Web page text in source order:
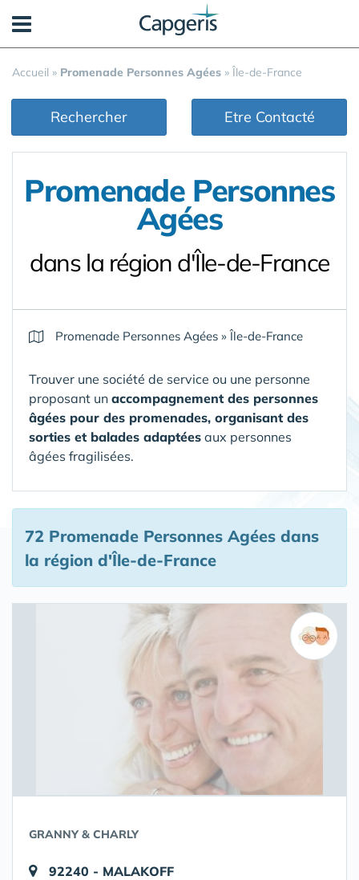
Accueil » Promenade Personnes Agées » Île-de-France
Rechercher Etre Contacté
Promenade Personnes
Agées
dans la région d'Île-de-France
Promenade Personnes Agées »Île-de-France
Trouver une société de service ou une personne
proposant un accompagnement des personnes
âgées pour des promenades, organisant des
sorties et balades adaptées aux personnes
âgées fragilisées.
72 Promenade Personnes Agées dans
la région d'Île-de-France
GRANNY & CHARLY
92240 - MALAKOFF